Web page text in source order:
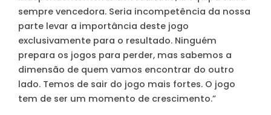
sempre vencedora. Seria incompetência da nossa
parte levar a importância deste jogo
exclusivamente para o resultado. Ninguém
prepara os jogos para perder, mas sabemos a
dimensão de quem vamos encontrar do outro
lado. Temos de sair do jogo mais fortes. O jogo
tem de ser um momento de crescimento.”